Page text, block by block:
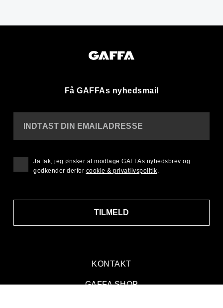
Få GAFFAs nyhedsmail
KONTAKT
GAFFA SHOP
INDTAST DIN EMAILADRESSE
TILMELD
Ja tak, jeg ønsker at modtage GAFFAs nyhedsbrev og
godkender derfor cookie & privatlivspolitik.